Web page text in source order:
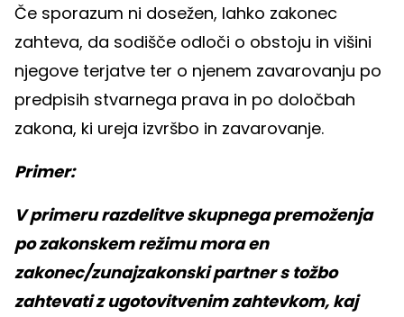
Če sporazum ni dosežen, lahko zakonec
zahteva, da sodišče odloči o obstoju in višini
njegove terjatve ter o njenem zavarovanju po
predpisih stvarnega prava in po določbah
zakona, ki ureja izvršbo in zavarovanje.
Primer:
V primeru razdelitve skupnega premoženja
po zakonskem režimu mora en
zakonec/zunajzakonski partner s tožbo
zahtevati z ugotovitvenim zahtevkom, kaj